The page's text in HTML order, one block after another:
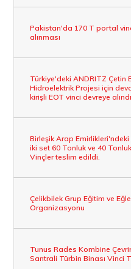
Pakistan'da 170 T portal
alınması
Türkiye'deki ANDRITZ Çetin
Hidroelektrik Projesi için
kirişli EOT vinci devreye alındı.
Birleşik Arap
iki set 60 Tonluk ve 40
Vinçler teslim edildi.
Çelikbilek Grup Eğitim ve
Organizasyonu
Tunus Rades Kombine
Santrali Türbin Binası Vinci